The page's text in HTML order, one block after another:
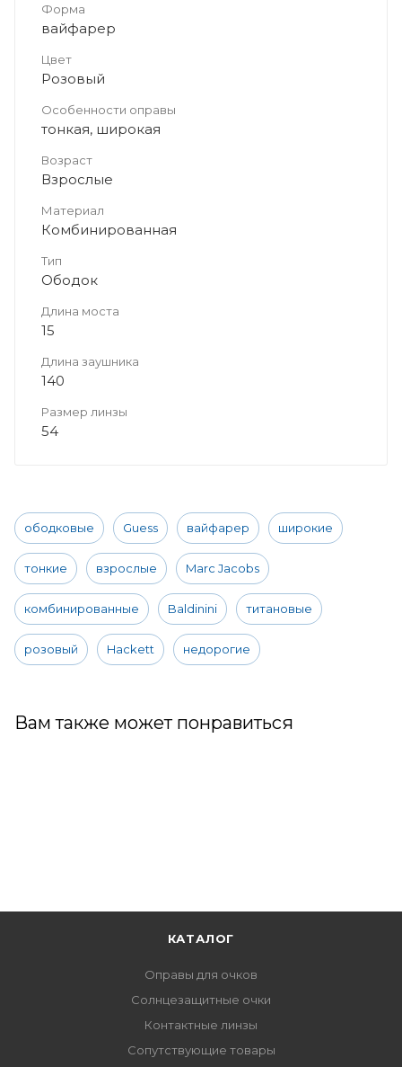
Форма
вайфарер
Цвет
Розовый
Особенности оправы
тонкая, широкая
Возраст
Взрослые
Материал
Комбинированная
Тип
Ободок
Длина моста
15
Длина заушника
140
Размер линзы
54
ободковые Guess вайфарер широкие
тонкие взрослые Marc Jacobs
комбинированные Baldinini титановые
розовый Hackett недорогие
Вам также может понравиться
КАТАЛОГ
Оправы для очков
Солнцезащитные очки
Контактные линзы
Сопутствующие товары